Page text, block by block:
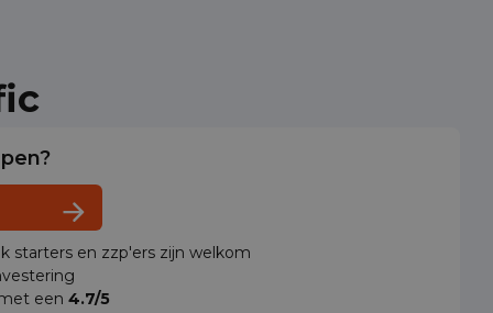
starters en zzp'ers zijn welkom
een 4.7/5